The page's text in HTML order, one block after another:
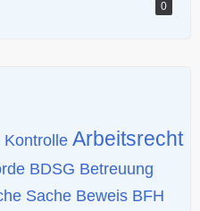
0
Kontrolle Arbeitsrecht
BDSG Betreuung
Sache Beweis BFH